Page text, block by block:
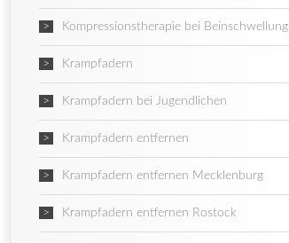
Kompressionstherapie bei Beinschwellung
Krampfadern
Krampfadern bei Jugendlichen
Krampfadern entfernen
Krampfadern entfernen Mecklenburg
Krampfadern entfernen Rostock